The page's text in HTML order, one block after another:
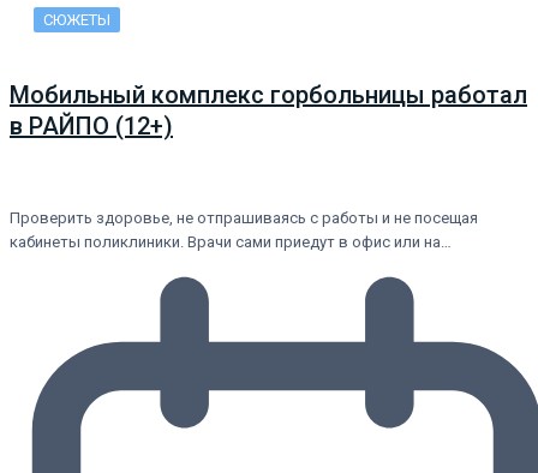
СЮЖЕТЫ
Мобильный комплекс горбольницы работал
в РАЙПО (12+)
Проверить здоровье, не отпрашиваясь с работы и не посещая
кабинеты поликлиники. Врачи сами приедут в офис или на…